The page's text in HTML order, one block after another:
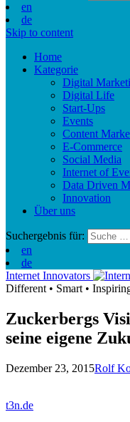
en
de
Skip to content
Home
Kategorie
Digital
Digital Life
Start-Ups
Events
Content
E-Commerce
Social Media
Internet of
Data Driven
Innovation
Über uns
Suchergebnis für:
en
de
Internet Innovators
Different • Smart •
Zuckerbergs
seine eigene
Dezember 23, 2015Rolf
t3n.de